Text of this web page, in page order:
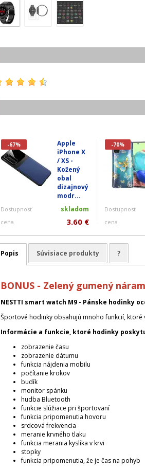
-67%
Apple
iPhone X
/ XS -
Kožený
obal
dizajnový
modr...
Dostupnosť skladom
cena 3.60 €
-70%
Dostupnosť
cena
Popis Súvisiace produkty ?
BONUS - Zelený gumený
NESTTI smart watch M9 - Pánske hodinky
Športové hodinky obsahujú mnoho funkcií,
Informácie a funkcie, ktoré hodinky
zobrazenie času
zobrazenie dátumu
funkcia nájdenia mobilu
počítanie krokov
budík
monitor spánku
hudba Bluetooth
funkcie slúžiace pri športovaní
funkcia pripomenutia hovoru
srdcová frekvencia
meranie krvného tlaku
funkcia merania kyslíka v krvi
stopky
funkcia pripomenutia, že je čas na pohyb